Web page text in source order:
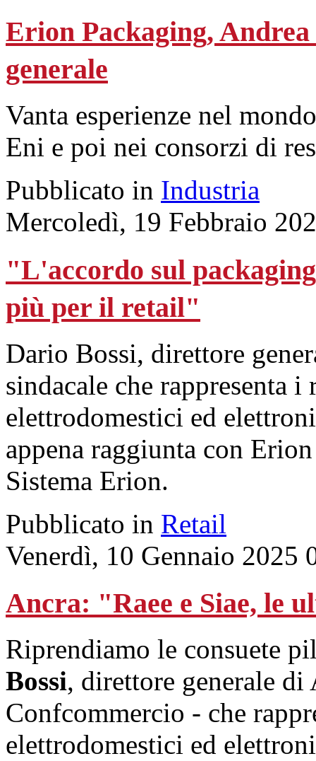
Erion Packaging,
generale
Vanta esperienze nel
Eni e poi nei consorzi di
Pubblicato in Industria
Mercoledì, 19 Febbraio
"L'accordo sul
più per il retail"
Dario Bossi, direttore
sindacale che rappresenta
elettrodomestici ed
appena raggiunta con
Sistema Erion.
Pubblicato in Retail
Venerdì, 10 Gennaio 2025
Ancra: "Raee e Siae, le
Riprendiamo le consuete
Bossi, direttore generale di
Confcommercio - che
elettrodomestici ed